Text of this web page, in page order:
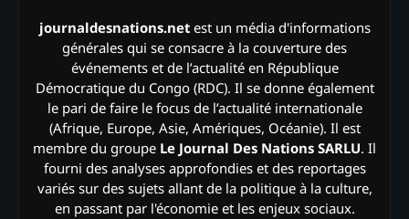
journaldesnations.netest un média d'informations
générales qui se consacre à la couverture des
événements et de l’actualité en République
Démocratique du Congo (RDC). Il se donne également
le pari de faire le focus de l’actualité internationale
(Afrique, Europe, Asie, Amériques, Océanie). Il est
membre du groupe Le Journal Des Nations SARLU. Il
fourni des analyses approfondies et des reportages
variés sur des sujets allant de la politique à la culture,
en passant par l'économie et les enjeux sociaux.